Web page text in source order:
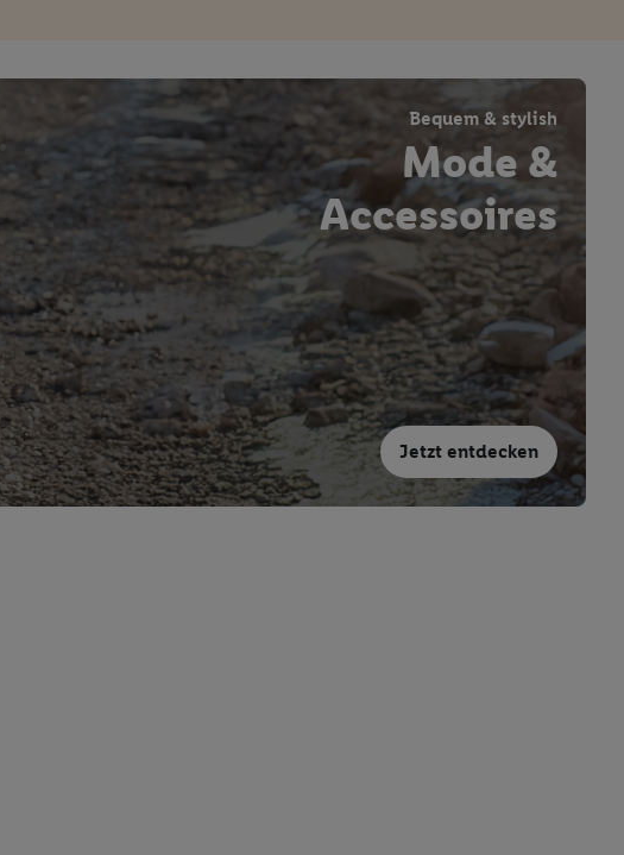
Bequem & stylish
Mode &
Accessoires
Jetzt entdecken